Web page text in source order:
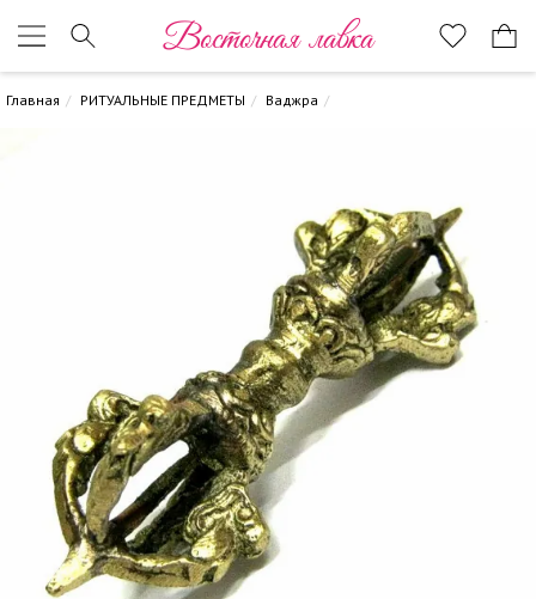
Восточная лавка
Главная РИТУАЛЬНЫЕ ПРЕДМЕТЫ Ваджра